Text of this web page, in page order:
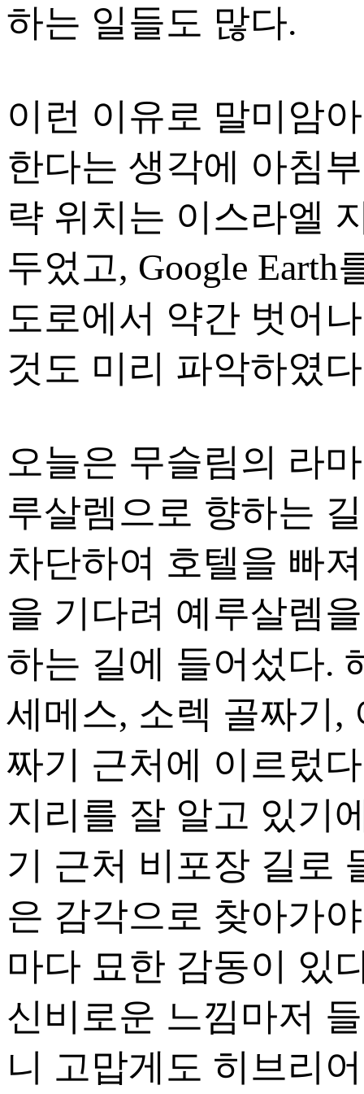
하는 일들도 많다.
이런 이유로 말미암
한다는 생각에 아침
략 위치는 이스라엘
두었고, Google
도로에서 약간 벗어
것도 미리 파악하였
오늘은 무슬림의 라
루살렘으로 향하는
차단하여 호텔을 빠
을 기다려 예루살렘
하는 길에 들어섰다.
세메스, 소렉 골짜기,
짜기 근처에 이르렀
지리를 잘 알고 있기
기 근처 비포장 길로
은 감각으로 찾아가
마다 묘한 감동이 있
신비로운 느낌마저
니 고맙게도 히브리